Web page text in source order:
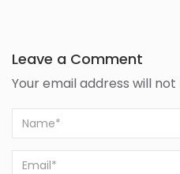
Leave a Comment
Your email address will